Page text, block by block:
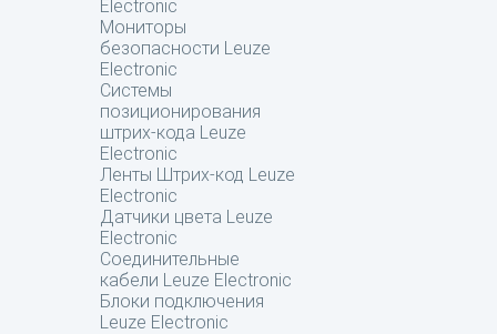
Electronic
Мониторы
безопасности Leuze
Electronic
Системы
позиционирования
штрих-кода Leuze
Electronic
Ленты Штрих-код Leuze
Electronic
Датчики цвета Leuze
Electronic
Соединительные
кабели Leuze Electronic
Блоки подключения
Leuze Electronic